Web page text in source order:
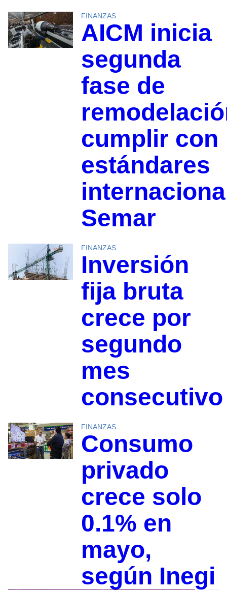
FINANZAS
AICM inicia
segunda
fase de
cumplir con
estándares
Semar
FINANZAS
Inversión
fija bruta
crece por
segundo
mes
FINANZAS
Consumo
privado
crece solo
0.1% en
mayo,
según Inegi